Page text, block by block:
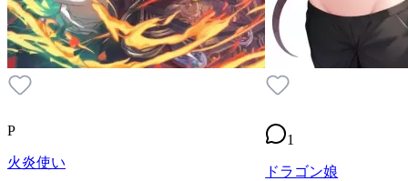
P
火炎使い
1
ドラゴン娘